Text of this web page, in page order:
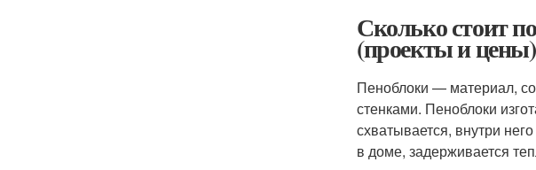
Сколько стоит
(проекты и цены)
Пеноблоки — материал,
стенками. Пеноблоки
схватывается, внутри
в доме, задерживается